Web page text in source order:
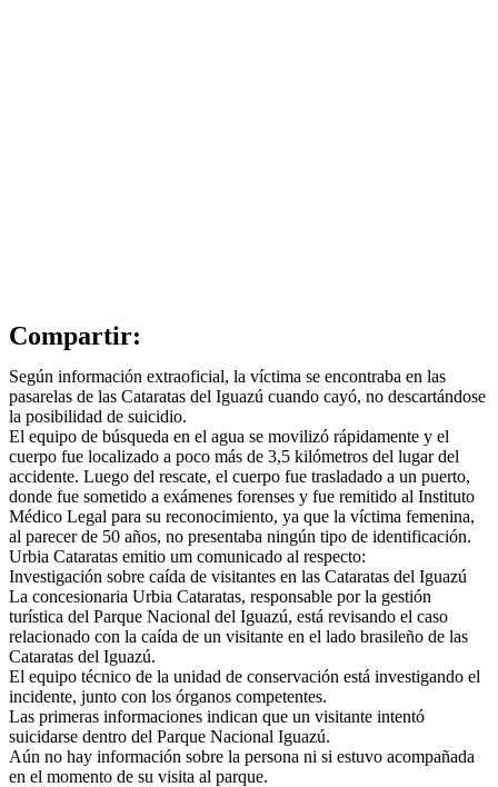
Compartir:
Según información extraoficial, la víctima se encontraba en las
pasarelas de las Cataratas del Iguazú cuando cayó, no descartándose
la posibilidad de suicidio.
El equipo de búsqueda en el agua se movilizó rápidamente y el
cuerpo fue localizado a poco más de 3,5 kilómetros del lugar del
accidente. Luego del rescate, el cuerpo fue trasladado a un puerto,
donde fue sometido a exámenes forenses y fue remitido al Instituto
Médico Legal para su reconocimiento, ya que la víctima femenina,
al parecer de 50 años, no presentaba ningún tipo de identificación.
Urbia Cataratas emitio um comunicado al respecto:
Investigación sobre caída de visitantes en las Cataratas del Iguazú
La concesionaria Urbia Cataratas, responsable por la gestión
turística del Parque Nacional del Iguazú, está revisando el caso
relacionado con la caída de un visitante en el lado brasileño de las
Cataratas del Iguazú.
El equipo técnico de la unidad de conservación está investigando el
incidente, junto con los órganos competentes.
Las primeras informaciones indican que un visitante intentó
suicidarse dentro del Parque Nacional Iguazú.
Aún no hay información sobre la persona ni si estuvo acompañada
en el momento de su visita al parque.